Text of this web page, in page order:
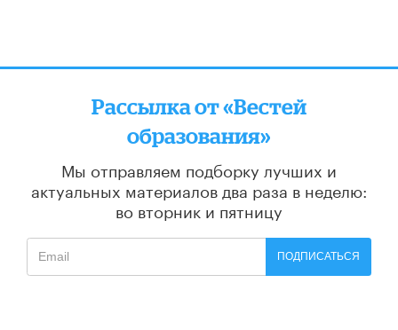
Рассылка от «Вестей
образования»
Мы отправляем подборку лучших и
актуальных материалов два раза в неделю:
во вторник и пятницу
ПОДПИСАТЬСЯ